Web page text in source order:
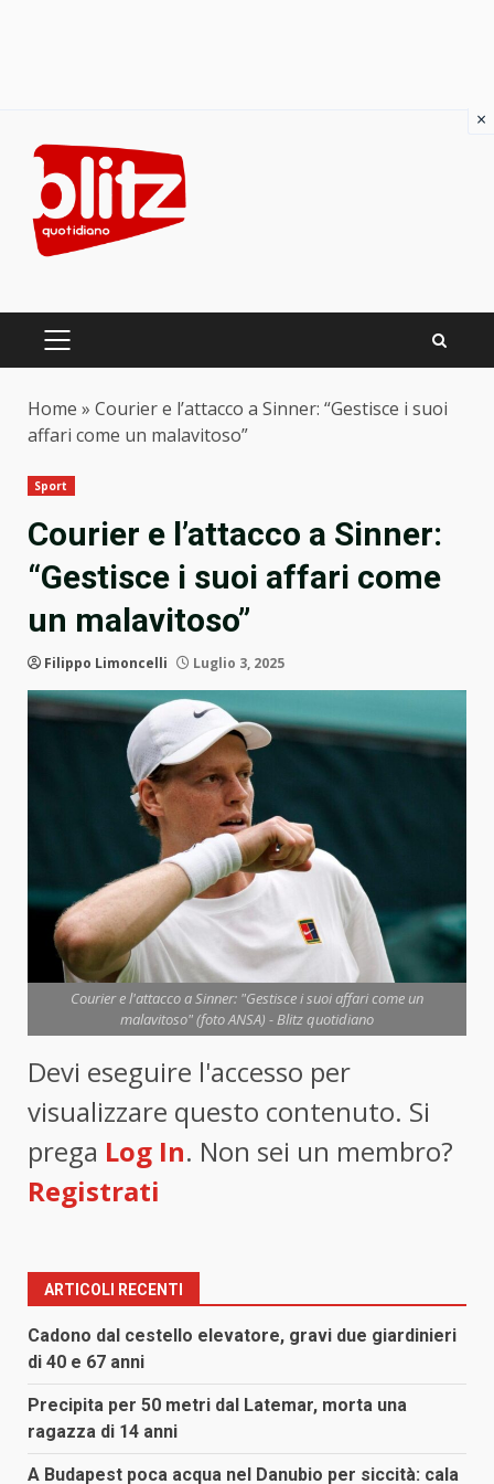
content
PRIMARY
Home » Courier e l’attacco a Sinner: “Gestisce i suoi
affari come un malavitoso”
Sport
Courier e l’attacco a Sinner:
“Gestisce i suoi affari come
un malavitoso”
Filippo Limoncelli Luglio 3, 2025
Courier e l'attacco a Sinner: "Gestisce i suoi affari come un
malavitoso" (foto ANSA) - Blitz quotidiano
Devi eseguire l'accesso per
visualizzare questo contenuto. Si
prega Log In. Non sei un membro?
Registrati
ARTICOLI RECENTI
Cadono dal cestello elevatore, gravi due giardinieri
di 40 e 67 anni
Precipita per 50 metri dal Latemar, morta una
ragazza di 14 anni
A Budapest poca acqua nel Danubio per siccità: cala
×